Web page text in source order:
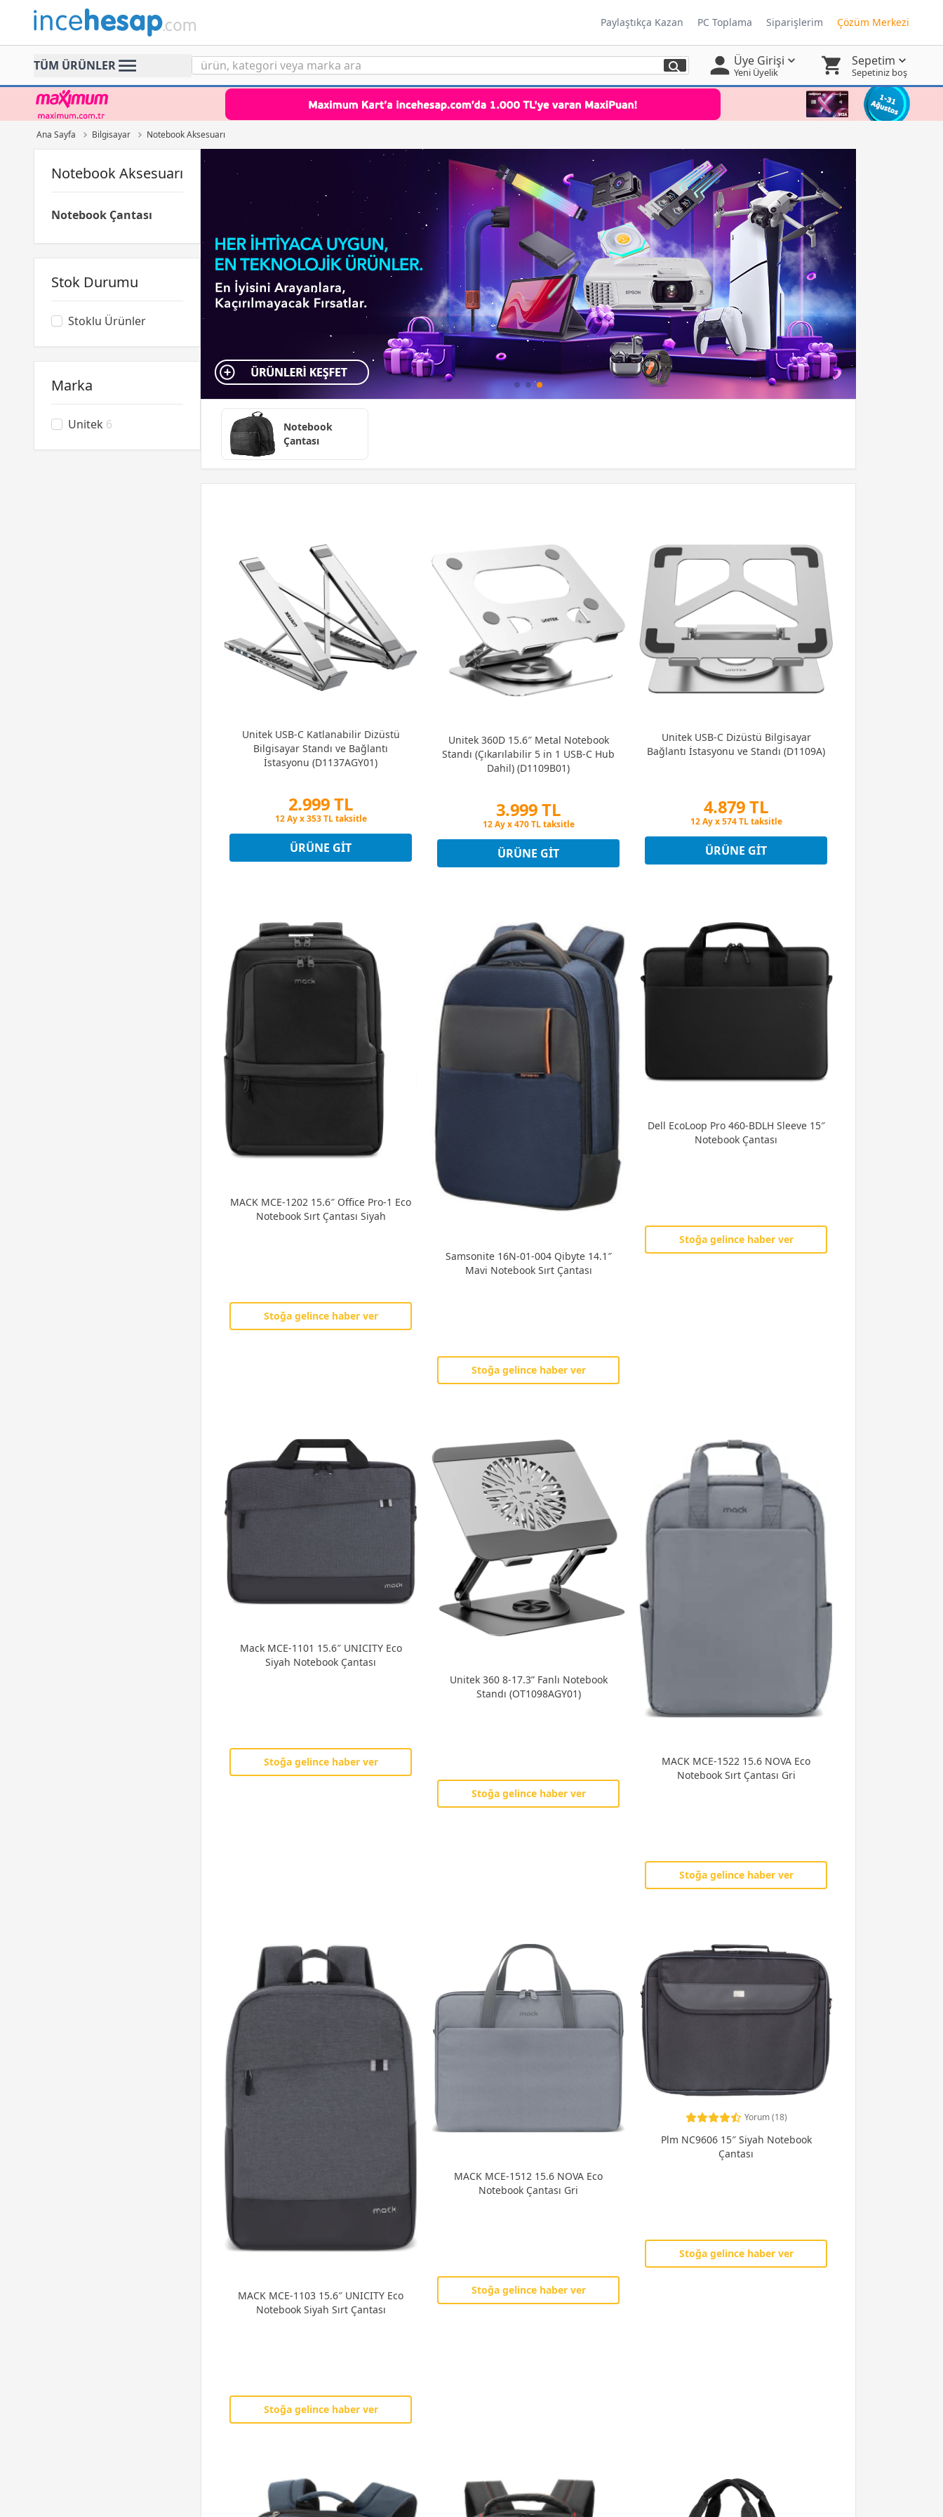
Incehesap Paylaştıkça Kazan PC Toplama Siparişlerim Çözüm Merkezi
TÜM ÜRÜNLER Üye Girişi
Yeni Üyelik
Sepetim
Sepetiniz boş
Ana Sayfa Bilgisayar Notebook Aksesuarı
Notebook Aksesuarı
Notebook Çantası
Stok Durumu
Stoklu Ürünler
Marka
Unitek 6
Notebook
Çantası
Unitek USB-C Katlanabilir Dizüstü
Bilgisayar Standı ve Bağlantı
İstasyonu (D1137AGY01)
2.999 TL
Peşin Fiyatına 3 Taksit
Peşin Fiyatına 3 Taksit
ÜRÜNE GIT
Unitek 360D 15.6″ Metal Notebook
Standı (Çıkarılabilir 5 in 1 USB-C Hub
Dahil) (D1109B01)
3.999 TL
Peşin Fiyatına 3 Taksit
Peşin Fiyatına 3 Taksit
ÜRÜNE GIT
Unitek USB-C Dizüstü Bilgisayar
Bağlantı İstasyonu ve Standı (D1109A)
4.879 TL
Peşin Fiyatına 3 Taksit
Peşin Fiyatına 3 Taksit
ÜRÜNE GIT
MACK MCE-1202 15.6″ Office Pro-1 Eco
Notebook Sırt Çantası Siyah
Stoğa gelince haber ver
Samsonite 16N-01-004 Qibyte 14.1″
Mavi Notebook Sırt Çantası
Stoğa gelince haber ver
Dell EcoLoop Pro 460-BDLH Sleeve 15″
Notebook Çantası
Stoğa gelince haber ver
Mack MCE-1101 15.6″ UNICITY Eco
Siyah Notebook Çantası
Stoğa gelince haber ver
Unitek 360 8-17.3” Fanlı Notebook
Standı (OT1098AGY01)
Stoğa gelince haber ver
MACK MCE-1522 15.6 NOVA Eco
Notebook Sırt Çantası Gri
Stoğa gelince haber ver
MACK MCE-1103 15.6″ UNICITY Eco
Notebook Siyah Sırt Çantası
Stoğa gelince haber ver
MACK MCE-1512 15.6 NOVA Eco
Notebook Çantası Gri
Stoğa gelince haber ver
Yorum (18)
Plm NC9606 15″ Siyah Notebook
Çantası
Stoğa gelince haber ver